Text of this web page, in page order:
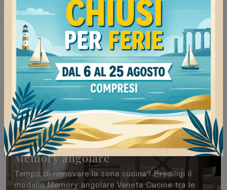
Memory angolare
Tempo di rinnovare la zona cucina? Prediligi il
modello Memory angolare Veneta Cucine tra le